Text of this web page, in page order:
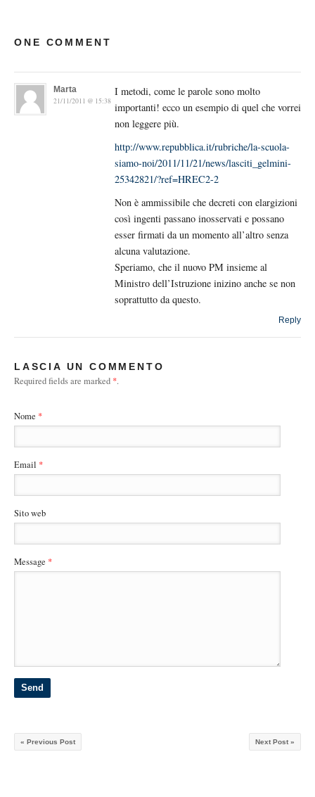
ONE COMMENT
Marta
21/11/2011 @ 15:38
I metodi, come le parole sono molto
importanti! ecco un esempio di quel che vorrei
non leggere più.
http://www.repubblica.it/rubriche/la-scuola-
siamo-noi/2011/11/21/news/lasciti_gelmini-
25342821/?ref=HREC2-2
Non è ammissibile che decreti con elargizioni
così ingenti passano inosservati e possano
esser firmati da un momento all’altro senza
alcuna valutazione.
Speriamo, che il nuovo PM insieme al
Ministro dell’Istruzione inizino anche se non
soprattutto da questo.
Reply
LASCIA UN COMMENTO
Required fields are marked *.
Nome *
Email *
Sito web
Message *
Next Post »
« Previous Post